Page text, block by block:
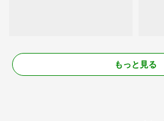
もっと見る